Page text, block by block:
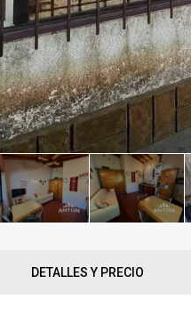
DETALLES Y PRECIO